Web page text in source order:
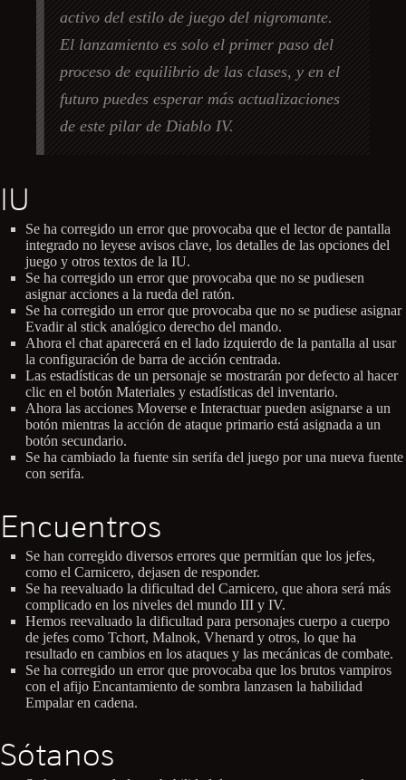
activo del estilo de juego del nigromante.
El lanzamiento es solo el primer paso del
proceso de equilibrio de las clases, y en el
futuro puedes esperar más actualizaciones
de este pilar de Diablo IV.
IU
Se ha corregido un error que provocaba que el lector de pantalla
integrado no leyese avisos clave, los detalles de las opciones del
juego y otros textos de la IU.
Se ha corregido un error que provocaba que no se pudiesen
asignar acciones a la rueda del ratón.
Se ha corregido un error que provocaba que no se pudiese asignar
Evadir al stick analógico derecho del mando.
Ahora el chat aparecerá en el lado izquierdo de la pantalla al usar
la configuración de barra de acción centrada.
Las estadísticas de un personaje se mostrarán por defecto al hacer
clic en el botón Materiales y estadísticas del inventario.
Ahora las acciones Moverse e Interactuar pueden asignarse a un
botón mientras la acción de ataque primario está asignada a un
botón secundario.
Se ha cambiado la fuente sin serifa del juego por una nueva fuente
con serifa.
Encuentros
Se han corregido diversos errores que permitían que los jefes,
como el Carnicero, dejasen de responder.
Se ha reevaluado la dificultad del Carnicero, que ahora será más
complicado en los niveles del mundo III y IV.
Hemos reevaluado la dificultad para personajes cuerpo a cuerpo
de jefes como Tchort, Malnok, Vhenard y otros, lo que ha
resultado en cambios en los ataques y las mecánicas de combate.
Se ha corregido un error que provocaba que los brutos vampiros
con el afijo Encantamiento de sombra lanzasen la habilidad
Empalar en cadena.
Sótanos